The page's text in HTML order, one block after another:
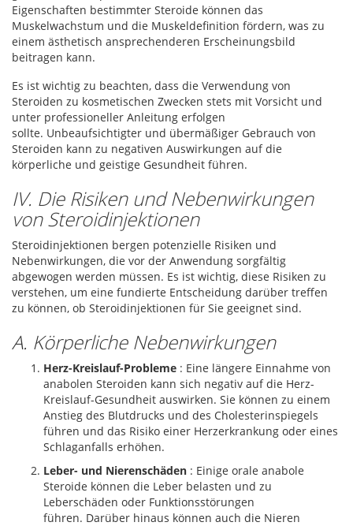
Eigenschaften bestimmter Steroide können das
Muskelwachstum und die Muskeldefinition fördern, was zu
einem ästhetisch ansprechenderen Erscheinungsbild
beitragen kann.
Es ist wichtig zu beachten, dass die Verwendung von
Steroiden zu kosmetischen Zwecken stets mit Vorsicht und
unter professioneller Anleitung erfolgen
sollte. Unbeaufsichtigter und übermäßiger Gebrauch von
Steroiden kann zu negativen Auswirkungen auf die
körperliche und geistige Gesundheit führen.
IV. Die Risiken und Nebenwirkungen
von Steroidinjektionen
Steroidinjektionen bergen potenzielle Risiken und
Nebenwirkungen, die vor der Anwendung sorgfältig
abgewogen werden müssen. Es ist wichtig, diese Risiken zu
verstehen, um eine fundierte Entscheidung darüber treffen
zu können, ob Steroidinjektionen für Sie geeignet sind.
A. Körperliche Nebenwirkungen
Herz-Kreislauf-Probleme : Eine längere Einnahme von
anabolen Steroiden kann sich negativ auf die Herz-
Kreislauf-Gesundheit auswirken. Sie können zu einem
Anstieg des Blutdrucks und des Cholesterinspiegels
führen und das Risiko einer Herzerkrankung oder eines
Schlaganfalls erhöhen.
Leber- und Nierenschäden : Einige orale anabole
Steroide können die Leber belasten und zu
Leberschäden oder Funktionsstörungen
führen. Darüber hinaus können auch die Nieren